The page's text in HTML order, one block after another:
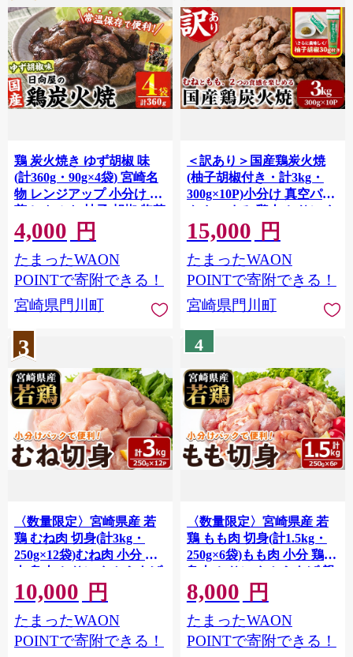
鶏 炭火焼き ゆず胡椒 味
(計360g・90g×4袋) 宮崎名
物 レンジアップ 小分け 湯
煎 レトルト 柚子 胡椒 惣菜
簡単調理 鶏肉 国産 常温 常
温保存 おつまみ おかず ご
当地【AP-61】【日向屋】
4,000 円
たまったWAON
POINTで寄附できる！
宮崎県門川町
＜訳あり＞国産鶏炭火焼
(柚子胡椒付き・計3kg・
300g×10P)小分け 真空パッ
ク おつまみ 鶏肉 とりにく
鳥肉 モモ肉 もも肉 むね肉
ムネ肉【V-39】【味鶏フー
ズ】
15,000 円
たまったWAON
POINTで寄附できる！
宮崎県門川町
3
〈数量限定〉宮崎県産 若
鶏 むね肉 切身(計3kg・
250g×12袋)むね肉 小分 鶏
肉 鳥肉 とりにく からあげ
親子丼 鍋 煮物 弁当 おかず
つまみ 冷凍 宮崎県 【MF-
79】【エムファーム】
10,000 円
たまったWAON
POINTで寄附できる！
4
〈数量限定〉宮崎県産 若
鶏 もも肉 切身(計1.5kg・
250g×6袋)もも肉 小分 鶏肉
鳥肉 とりにく からあげ 親
子丼 鍋 煮物 弁当 おかず
つまみ 冷凍 宮崎県 【MF-
76】【エムファーム】
8,000 円
たまったWAON
POINTで寄附できる！